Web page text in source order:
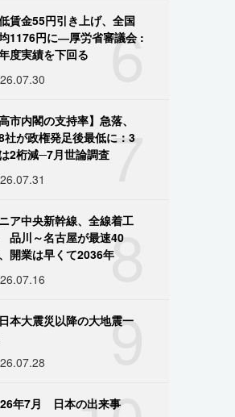
6
賃金55円引き上げ、全国
1176円に―厚労省審議会 :
度実績を下回る
7
高市内閣の支持率】急落、
社が政権発足後最低に：3
2桁減─7月世論調査
8
ア中央新幹線、全線着工
川～名古屋が最速40
開業は早くて2036年
9
本大震災以降の大地震一
年7月 日本の出来事